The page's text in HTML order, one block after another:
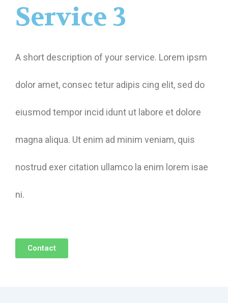
Service 3
A short description of your service. Lorem ipsm
dolor amet, consec tetur adipis cing elit, sed do
eiusmod tempor incid idunt ut labore et dolore
magna aliqua. Ut enim ad minim veniam, quis
nostrud exer citation ullamco la enim lorem isae
ni.
Contact